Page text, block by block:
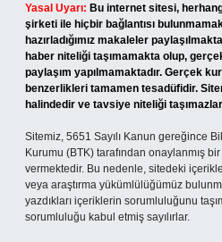
Yasal Uyarı: Bu internet sitesi,
şirketi ile hiçbir bağlantısı
hazırladığımız makaleler
haber niteliği taşımamakta olup,
paylaşım yapılmamaktadır. Gerçek
benzerlikleri tamamen tesadüfidir.
halindedir ve tavsiye niteliği
Sitemiz, 5651 Sayılı Kanun gereğince
Kurumu (BTK) tarafından onaylanmış
vermektedir. Bu nedenle, sitedeki
veya araştırma yükümlülüğümüz
yazdıkları içeriklerin sorumluluğunu
sorumluluğu kabul etmiş sayılırlar.